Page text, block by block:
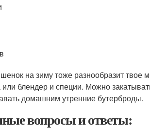
на зиму тоже разнообразит твое
или блендер и специи. Можно
домашним утренние бутерброды.
вопросы и ответы: